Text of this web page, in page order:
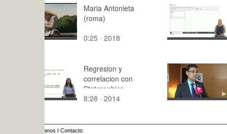
Maria Antonieta
(roma)
0:25 · 2018
Catrastro
9:57 · 2022
Regresion y
correlacion con
Statgraphics
8:28 · 2014
Curso de
2:42 · 2024